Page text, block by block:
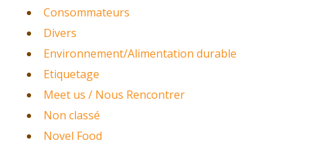
Consommateurs
Divers
Environnement/Alimentation durable
Etiquetage
Meet us / Nous Rencontrer
Non classé
Novel Food